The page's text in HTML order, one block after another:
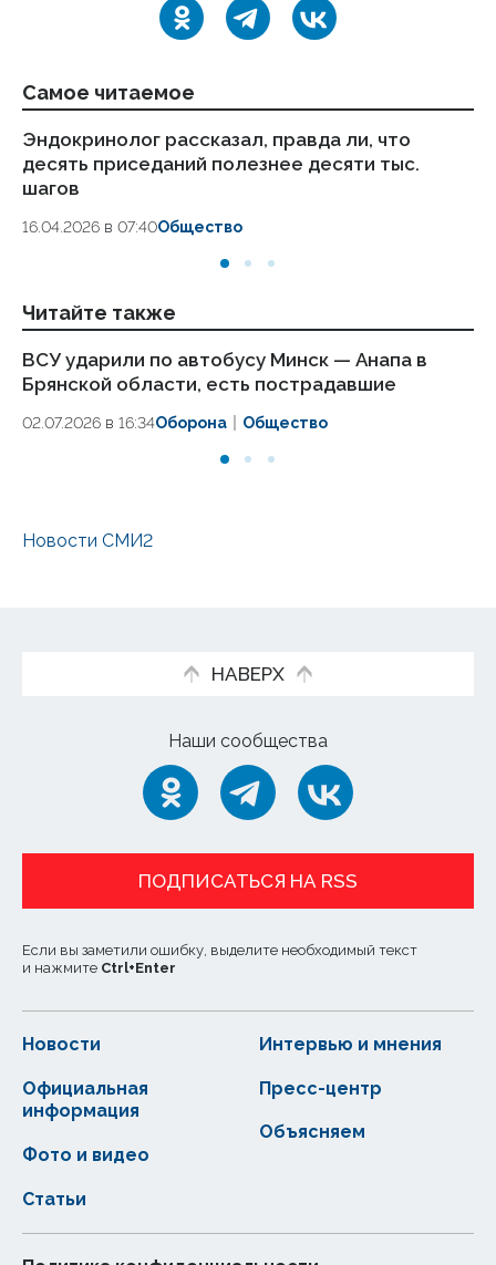
Самое читаемое
Эндокринолог рассказал, правда ли, что
десять приседаний полезнее десяти тыс.
шагов
16.04.2026 в 07:40Общество
Читайте также
ВСУ ударили по автобусу Минск — Анапа в
Брянской области, есть пострадавшие
02.07.2026 в 16:34Оборона Общество
Новости СМИ2
НАВЕРХ
Наши сообщества
ПОДПИСАТЬСЯ НА RSS
Если вы заметили ошибку, выделите необходимый текст
и нажмите Ctrl+Enter
Новости
Статьи
Официальная
информация
Интервью и мнения
Фото и видео
Пресс-центр
Объясняем